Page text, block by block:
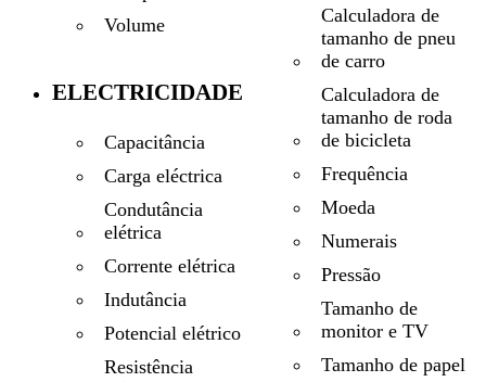
Volume
ELECTRICIDADE
Capacitância
Carga eléctrica
Condutância
elétrica
Corrente elétrica
Indutância
Potencial elétrico
Resistência
Calculadora de
tamanho de pneu
de carro
Calculadora de
tamanho de roda
de bicicleta
Frequência
Moeda
Numerais
Pressão
Tamanho de
monitor e TV
Tamanho de papel